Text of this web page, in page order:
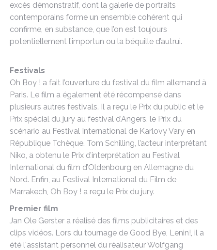
excès démonstratif, dont la galerie de portraits
contemporains forme un ensemble cohérent qui
confirme, en substance, que l’on est toujours
potentiellement l’importun ou la béquille d’autrui.
Festivals
Oh Boy ! a fait l’ouverture du festival du film allemand à
Paris. Le film a également été récompensé dans
plusieurs autres festivals. Il a reçu le Prix du public et le
Prix spécial du jury au festival d’Angers, le Prix du
scénario au Festival International de Karlovy Vary en
République Tchèque. Tom Schilling, l’acteur interprétant
Niko, a obtenu le Prix d’interprétation au Festival
International du film d’Oldenbourg en Allemagne du
Nord. Enfin, au Festival International du Film de
Marrakech, Oh Boy ! a reçu le Prix du jury.
Premier film
Jan Ole Gerster a réalisé des films publicitaires et des
clips vidéos. Lors du tournage de Good Bye, Lenin!, il a
été l'assistant personnel du réalisateur Wolfgang